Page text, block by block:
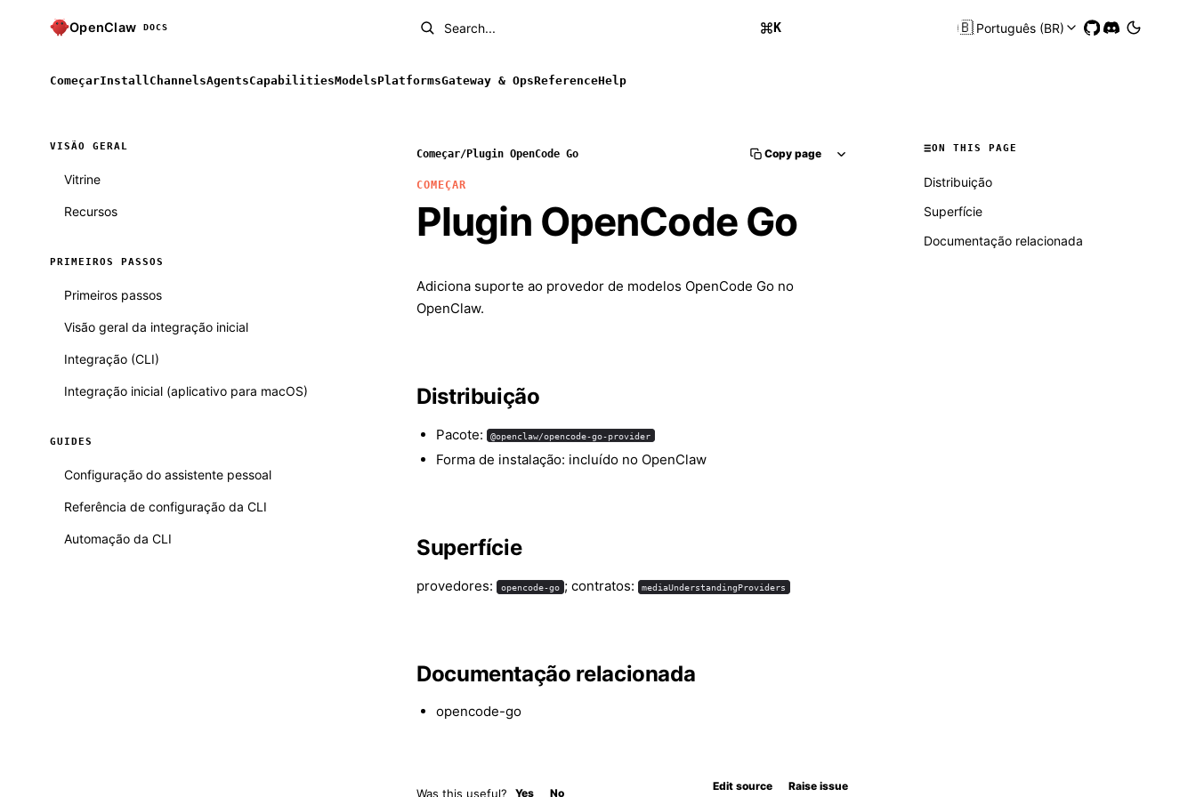
OpenClaw DOCS Search... K 🇧🇷Português (BR)
ComeçarInstall ChannelsAgentsCapabilitiesModelsPlatformsGateway & OpsReferenceHelp
VISÃO GERAL
Vitrine
Recursos
PRIMEIROS PASSOS
Primeiros passos
Visão geral da integração inicial
Integração (CLI)
Integração inicial (aplicativo para macOS)
GUIDES
Configuração do assistente pessoal
Referência de configuração da CLI
Automação da CLI
Começar/Plugin OpenCode Go Copy page
COMEÇAR
Plugin OpenCode Go
Adiciona suporte ao provedor de modelos OpenCode Go no
OpenClaw.
Distribuição
Pacote: @openclaw/opencode-go-provider
Forma de instalação: incluído no OpenClaw
Superfície
provedores: opencode-go ; contratos: mediaUnderstandingProviders
Documentação relacionada
opencode-go
Was this useful? Yes No
Edit source Raise issue
ON THIS PAGE
Distribuição
Superfície
Documentação relacionada